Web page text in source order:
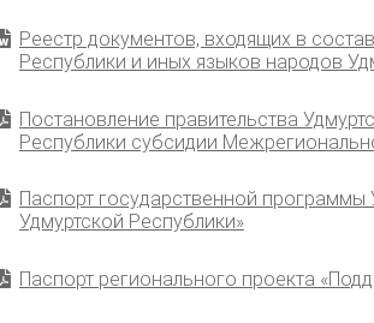
Реестр документов, входящих в
Республики и иных языков народов
Постановление правительства
Республики субсидии
Паспорт государственной программы
Удмуртской Республики»
Паспорт регионального проекта